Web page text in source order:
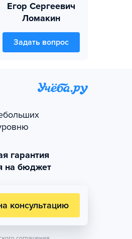
Егор Сергеевич
Ломакин
Задать вопрос
гарантия
на бюджет
консультацию